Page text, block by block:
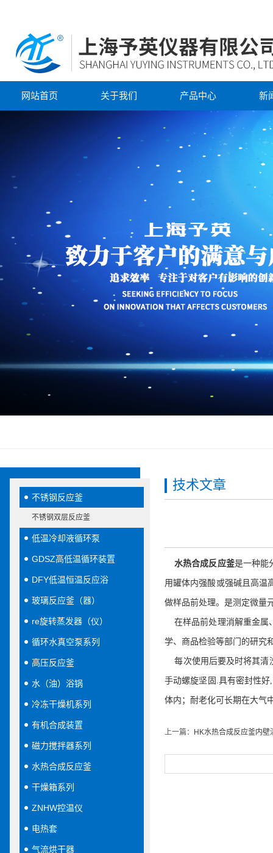
网站首页 关于我们 产品中心 新
不锈钢反应釜
不锈钢双层反应釜
低温冷却液循环泵
GDSZ高低温循环装置
DFY低温恒温反应浴
玻璃反应釜（器）
re旋转蒸发器（仪）
循环水真空泵系列
高压反应釜
水（油）浴锅
冷冻干燥机系列
有机合成装置
磁力搅拌器系列
水热合成反应釜
干燥箱系列
ZNHW控温仪
电热套
气流烘干器
技术文章
水热合成反应釜是一种能
用罐体内强酸或强碱且高温
做样品前处理。是测定微量
在样品前处理消解重金属
学、商品检验等部门的研究
每次使用后要及时将其清
手动螺旋坚固 .具有密封性好,
体内；耐老化可长期在大气
上一篇： HK水热合成反应釜内壁